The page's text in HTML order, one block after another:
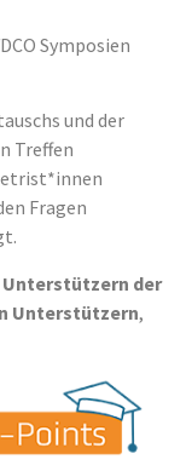
Symposien
und der
Treffen
Fragen
Unterstützern der
Unterstützern,